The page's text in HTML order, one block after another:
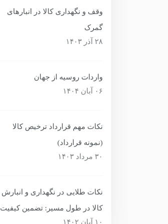
وقف و نگهداری کالا در انبارهای
گمرک
۲۸ آذر ۱۴۰۳
واردات روسیه از جهان
۰۶ آبان ۱۴۰۴
نکات مهم قرارداد ترخیص کالا
(نمونه قرارداد)
۳۰ مرداد ۱۴۰۳
نکات طلایی در نگهداری و انبارش
کالا در طول مسیر: تضمین کیفیت
۱۰ آبان ۱۴۰۲